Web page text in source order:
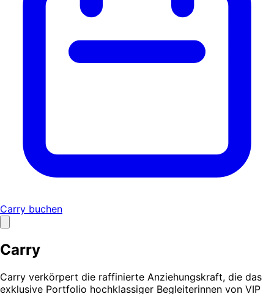
Carry buchen
Carry
Carry verkörpert die raffinierte Anziehungskraft, die das
exklusive Portfolio hochklassiger Begleiterinnen von VIP